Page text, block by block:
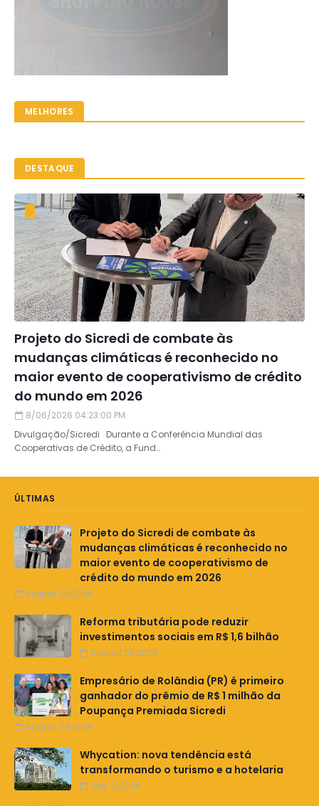
MELHORES
DESTAQUE
Projeto do Sicredi de combate às
mudanças climáticas é reconhecido no
maior evento de cooperativismo de crédito
do mundo em 2026
8/06/2026 04:23:00 PM
Divulgação/Sicredi Durante a Conferência Mundial das
Cooperativas de Crédito, a Fund…
ÚLTIMAS
Projeto do Sicredi de combate às
mudanças climáticas é reconhecido no
maior evento de cooperativismo de
crédito do mundo em 2026
August 06,2026
Reforma tributária pode reduzir
investimentos sociais em R$ 1,6 bilhão
August 05,2026
Empresário de Rolândia (PR) é primeiro
ganhador do prêmio de R$ 1 milhão da
Poupança Premiada Sicredi
August 04,2026
Whycation: nova tendência está
transformando o turismo e a hotelaria
July 31,2026